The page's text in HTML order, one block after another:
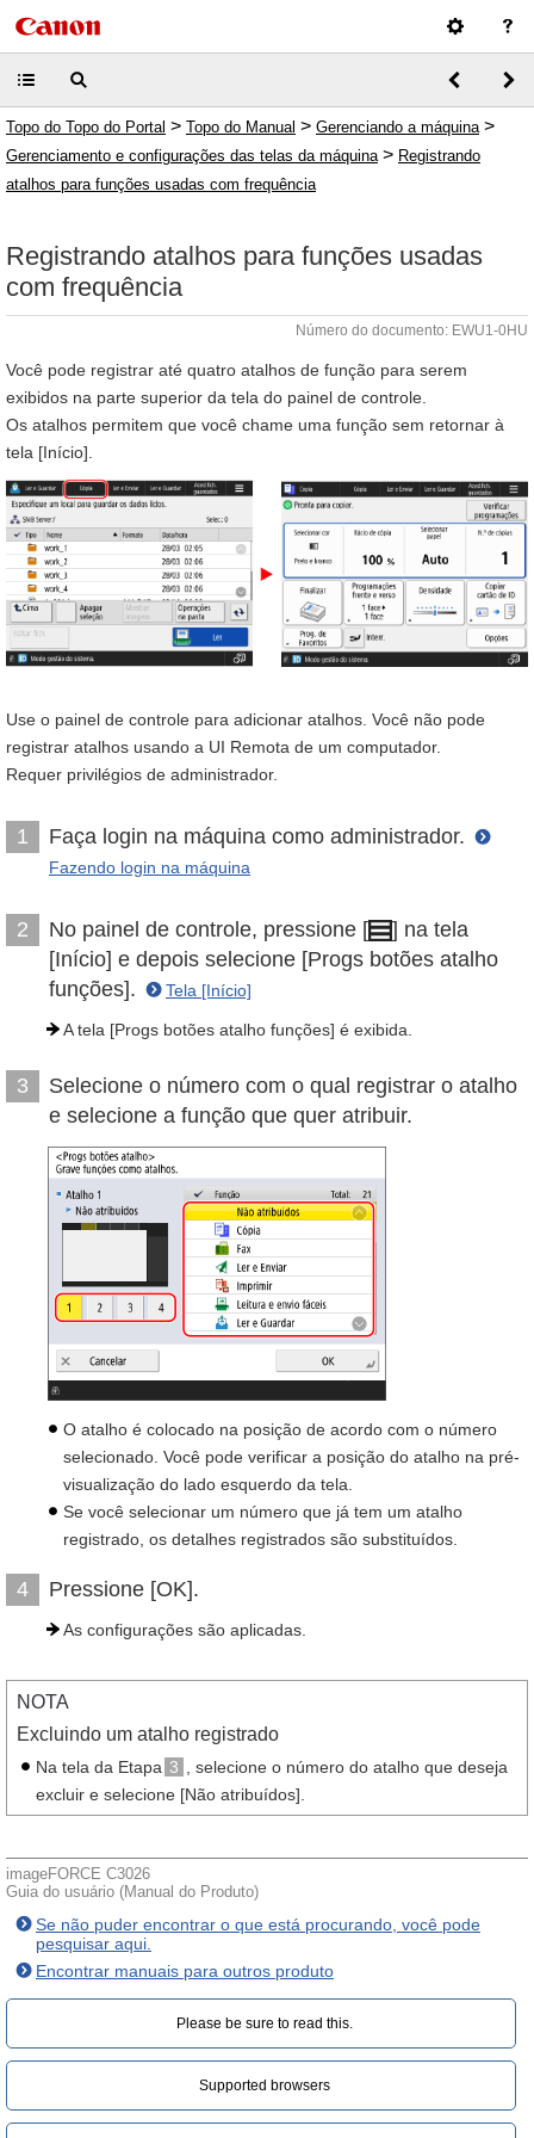
Topo do Topo do Portal > Topo do Manual > Gerenciando a máquina >
Gerenciamento e configurações das telas da máquina > Registrando
atalhos para funções usadas com frequência
Registrando atalhos para funções usadas
com frequência
Número do documento: EWU1-0HU
Você pode registrar até quatro atalhos de função para serem
exibidos na parte superior da tela do painel de controle.
Os atalhos permitem que você chame uma função sem retornar à
tela [Início].
Use o painel de controle para adicionar atalhos. Você não pode
registrar atalhos usando a UI Remota de um computador.
Requer privilégios de administrador.
1 Faça login na máquina como administrador.
Fazendo login na máquina
2 No painel de controle, pressione [
] na tela
[Início] e depois selecione [Progs botões atalho
funções].
Tela [Início]
A tela [Progs botões atalho funções] é exibida.
3
Selecione o número com o qual registrar o atalho
e selecione a função que quer atribuir.
O atalho é colocado na posição de acordo com o número
selecionado. Você pode verificar a posição do atalho na pré-
visualização do lado esquerdo da tela.
Se você selecionar um número que já tem um atalho
registrado, os detalhes registrados são substituídos.
4 Pressione [OK].
As configurações são aplicadas.
NOTA
Excluindo um atalho registrado
Na tela da Etapa 3
, selecione o número do atalho que deseja
excluir e selecione [Não atribuídos].
imageFORCE C3026
Guia do usuário (Manual do Produto)
Se não puder encontrar o que está procurando, você pode
pesquisar aqui.
Encontrar manuais para outros produto
Please be sure to read this.‎
Supported browsers